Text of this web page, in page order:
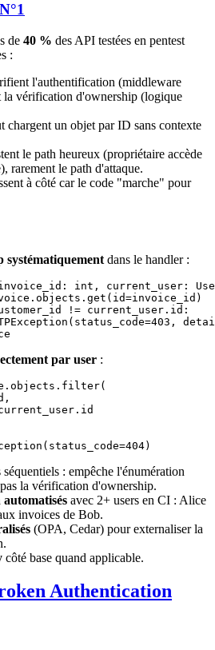
de 40 % des API testées en pentest
:
l'authentification (middleware
la vérification d'ownership (logique
chargent un objet par ID sans contexte
le path heureux (propriétaire accède
rarement le path d'attaque.
à côté car le code "marche" pour
dans le handler :
int , current_user:
id=invoice_id)
!= current_user.id:
status_code=403 ,
par user :
status_code=404)
: empêche l'énumération
la vérification d'ownership.
avec 2+ users en CI : Alice
invoices de Bob.
(OPA, Cedar) pour externaliser la
côté base quand applicable.
Authentication